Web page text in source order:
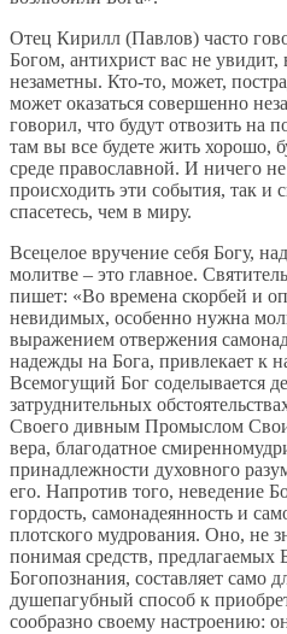
Отец Кирилл (Павлов) часто
Богом, антихрист вас не увидит,
незаметны. Кто-то, может,
может оказаться совершенно
говорил, что будут отво­зить на
там вы все будете жить хорошо,
среде православной. И ничего
происходить эти события, так и
спасетесь, чем в миру.
Всецелое вручение себя Богу,
молитве – это главное.
пишет: «Во времена скорбей и
невидимых, особенно нужна
выражением отвержения
надежды на Бога, привлекает к
Всемогущий Бог соделывается
затруднительных
Своего дивным Промыслом
вера, благодатное
принадлежности духовного
его. Напротив того, неведение
гордость, самонадеянность и
плотского мудрования. Оно, не
понимая средств,
Богопознания, составляет само
душепагубный способ к
сообразно своему настроению: